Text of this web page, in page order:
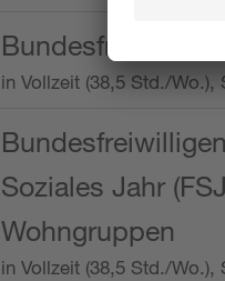
in Vollzeit (38,5 Std./
Soziales Jahr
Wohngruppen
in Vollzeit (38,5 Std./